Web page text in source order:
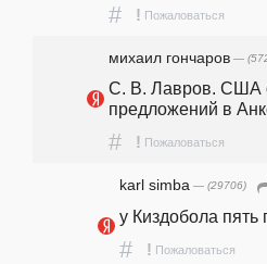
# ! Пожаловаться
михаил гончаров —
С. В. Лавров. США
предложений в
# ! Пожаловаться
karl simba — (29706)
у Киздобола пять
# ! Пожаловаться